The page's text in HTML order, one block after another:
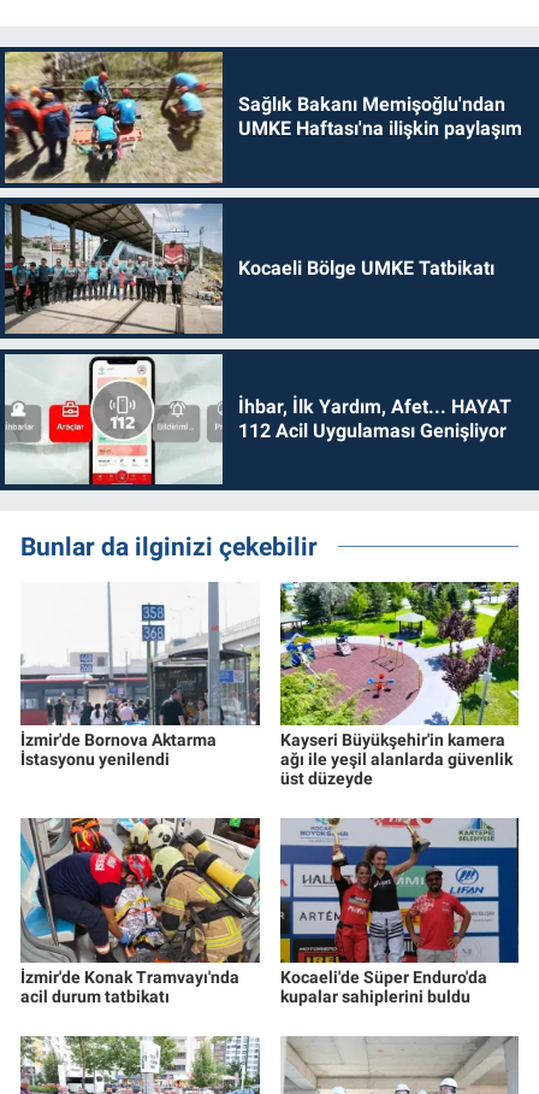
Sağlık Bakanı Memişoğlu'ndan
UMKE Haftası'na ilişkin paylaşım
Kocaeli Bölge UMKE Tatbikatı
İhbar, İlk Yardım, Afet... HAYAT
112 Acil Uygulaması Genişliyor
Bunlar da ilginizi çekebilir
İzmir'de Bornova Aktarma
İstasyonu yenilendi
Kayseri Büyükşehir'in kamera
ağı ile yeşil alanlarda güvenlik
üst düzeyde
İzmir'de Konak Tramvayı'nda
acil durum tatbikatı
Kocaeli'de Süper Enduro'da
kupalar sahiplerini buldu